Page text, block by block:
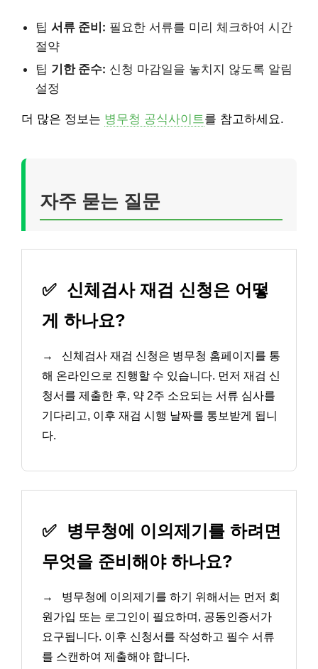
팁 서류 준비: 필요한 서류를 미리 체크하여 시간
절약
팁 기한 준수: 신청 마감일을 놓치지 않도록 알림
설정
더 많은 정보는 병무청 공식사이트를 참고하세요.
자주 묻는 질문
✅ 신체검사 재검 신청은 어떻
게 하나요?
→
신체검사 재검 신청은 병무청 홈페이지를 통
해 온라인으로 진행할 수 있습니다. 먼저 재검 신
청서를 제출한 후, 약 2주 소요되는 서류 심사를
기다리고, 이후 재검 시행 날짜를 통보받게 됩니
다.
✅
병무청에 이의제기를 하려면
무엇을 준비해야 하나요?
→
병무청에 이의제기를 하기 위해서는 먼저 회
원가입 또는 로그인이 필요하며, 공동인증서가
요구됩니다. 이후 신청서를 작성하고 필수 서류
를 스캔하여 제출해야 합니다.